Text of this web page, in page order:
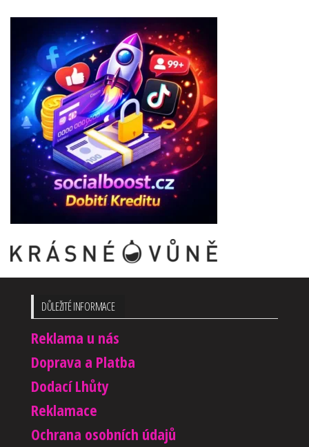
DŮLEŽITÉ INFORMACE
Reklama u nás
Doprava a Platba
Dodací Lhůty
Reklamace
Ochrana osobních údajů